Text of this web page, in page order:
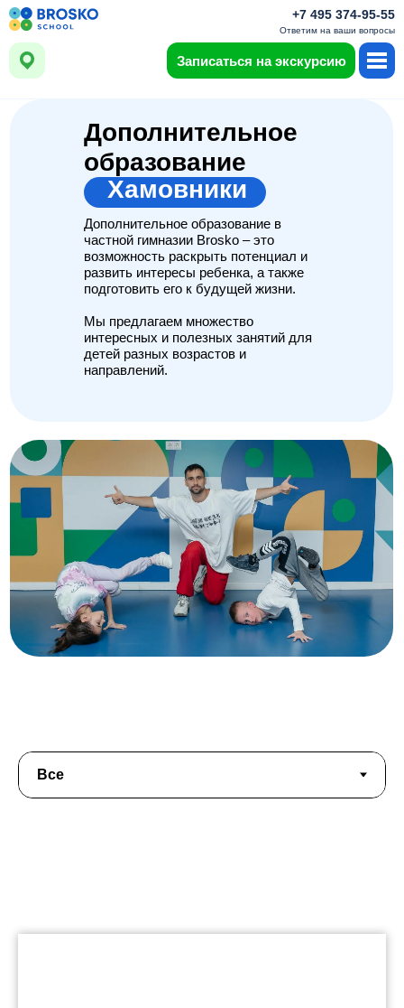
+7 495 374-95-55
Ответим на ваши вопросы
Записаться на экскурсию
Дополнительное
образование
Хамовники
Дополнительное образование в
частной гимназии Brosko – это
возможность раскрыть потенциал и
развить интересы ребенка, а также
подготовить его к будущей жизни.
Мы предлагаем множество
интересных и полезных занятий для
детей разных возрастов и
направлений.